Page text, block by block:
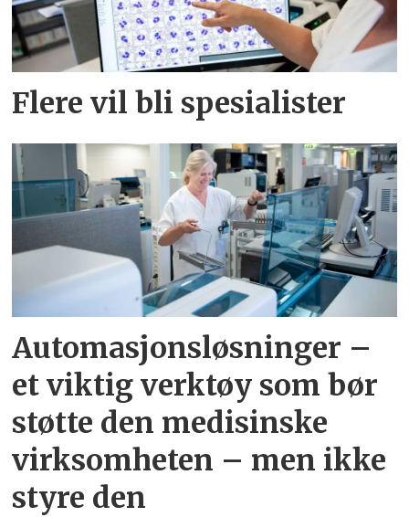
Flere vil bli spesialister
Automasjonsløsninger –
et viktig verktøy som bør
støtte den medisinske
virksomheten – men ikke
styre den